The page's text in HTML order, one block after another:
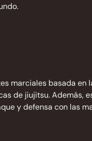
marciales basada
de jiujitsu. Además,
y defensa con las